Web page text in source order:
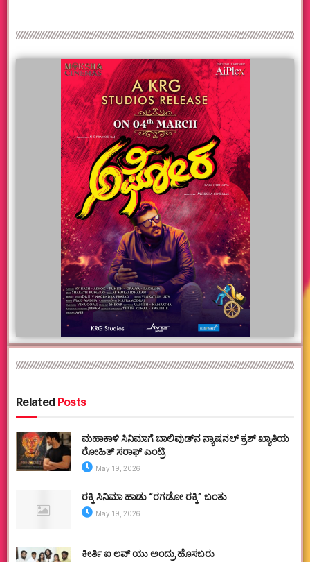
RelatedPosts
ಮಹಾಕಾಳಿ ಸಿನಿಮಾಗೆ ಬಾಲಿವುಡ್‌ನ ನ್ಯಾಷನಲ್ ಕ್ರಶ್ ಖ್ಯಾತಿಯ
ರೋಹಿತ್ ಸರಾಫ್ ಎಂಟ್ರಿ
May 19, 2026
ರಕ್ಕಿ ಸಿನಿಮಾ ಹಾಡು “ರಗಡೋ ರಕ್ಕಿ” ಬಂತು
May 19, 2026
ಕೀರ್ತಿ ಐ ಲವ್ ಯು ಅಂದ್ರು ಹೊಸಬರು